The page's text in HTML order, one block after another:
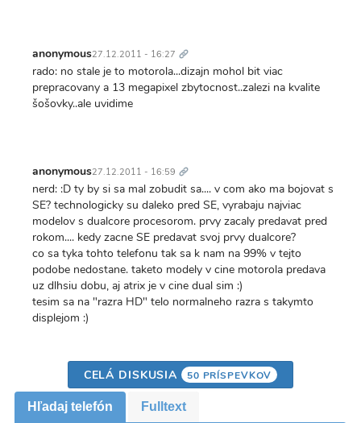
anonymous27.12.2011 - 16:27 odkaz
rado: no stale je to motorola...dizajn mohol bit viac
prepracovany a 13 megapixel zbytocnost..zalezi na kvalite
šošovky..ale uvidime
anonymous27.12.2011 - 16:59 odkaz
nerd: :D ty by si sa mal zobudit sa.... v com ako ma bojovat s
SE? technologicky su daleko pred SE, vyrabaju najviac
modelov s dualcore procesorom. prvy zacaly predavat pred
rokom.... kedy zacne SE predavat svoj prvy dualcore?
co sa tyka tohto telefonu tak sa k nam na 99% v tejto
podobe nedostane. taketo modely v cine motorola predava
uz dlhsiu dobu, aj atrix je v cine dual sim :)
tesim sa na "razra HD" telo normalneho razra s takymto
displejom :)
CELÁ DISKUSIA 50 PRÍSPEVKOV
Hľadaj telefón Fulltext